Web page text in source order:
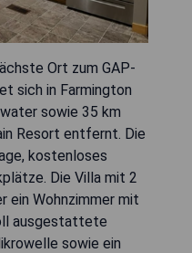
Ort zum GAP-
sich in Farmington
sowie 35 km
Resort entfernt. Die
kostenloses
Die Villa mit 2
ein Wohnzimmer mit
ausgestattete
sowie ein